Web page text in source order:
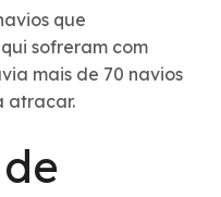
que
sofreram com
mais de 70 navios
atracar.